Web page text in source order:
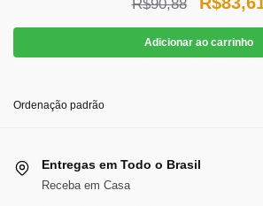
R$90,88
preço
original
Adicionar ao carrinho
Entregas em Todo o Brasil
Receba em Casa